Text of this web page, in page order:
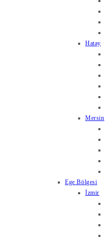
Hatay
Mersin
Ege Bölgesi
İzmir